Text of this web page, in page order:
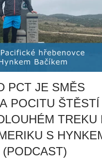
PCT JE SMĚS
POCITU ŠTĚSTÍ
TREKU
S